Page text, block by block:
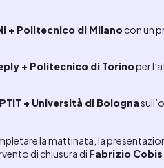
+ Politecnico di Milanocon un
+ Politecnico di Torinoper
+ Università di Bologna
la mattinata, la
di chiusura di Fabrizio Cobis